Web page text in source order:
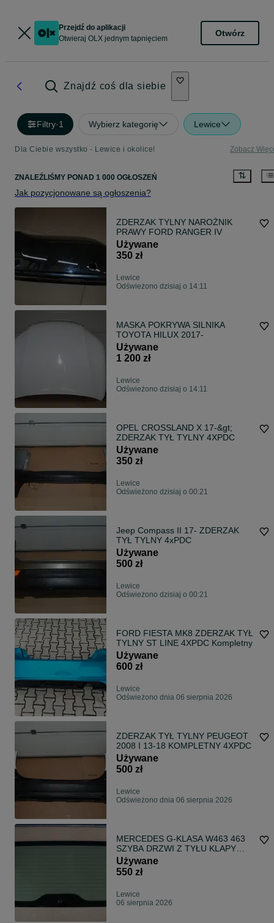
Przejdź do aplikacji
Otwieraj OLX jednym tapnięciem
Otwórz
Znajdź coś dla siebie
Filtry·1 Wybierz kategorię Lewice
Dla Ciebie wszystko - Lewice i okolice! Zobacz
ZNALEŹLIŚMY PONAD 1 000 OGŁOSZEŃ
Jak pozycjonowane są ogłoszenia?
ZDERZAK TYLNY NAROŻNIK
PRAWY FORD RANGER IV
Używane
350 zł
Lewice
Odświeżono dzisiaj o 14:11
MASKA POKRYWA SILNIKA
TOYOTA HILUX 2017-
Używane
1 200 zł
Lewice
Odświeżono dzisiaj o 14:11
OPEL CROSSLAND X 17-&gt;
ZDERZAK TYŁ TYLNY 4XPDC
Używane
350 zł
Lewice
Odświeżono dzisiaj o 00:21
Jeep Compass II 17- ZDERZAK
TYŁ TYLNY 4xPDC
Używane
500 zł
Lewice
Odświeżono dzisiaj o 00:21
FORD FIESTA MK8 ZDERZAK TYŁ
TYLNY ST LINE 4XPDC Kompletny
Używane
600 zł
Lewice
Odświeżono dnia 06 sierpnia 2026
ZDERZAK TYŁ TYLNY PEUGEOT
2008 I 13-18 KOMPLETNY 4XPDC
Używane
500 zł
Lewice
Odświeżono dnia 06 sierpnia 2026
MERCEDES G-KLASA W463 463
SZYBA DRZWI Z TYŁU KLAPY
2019
Używane
550 zł
Lewice
06 sierpnia 2026